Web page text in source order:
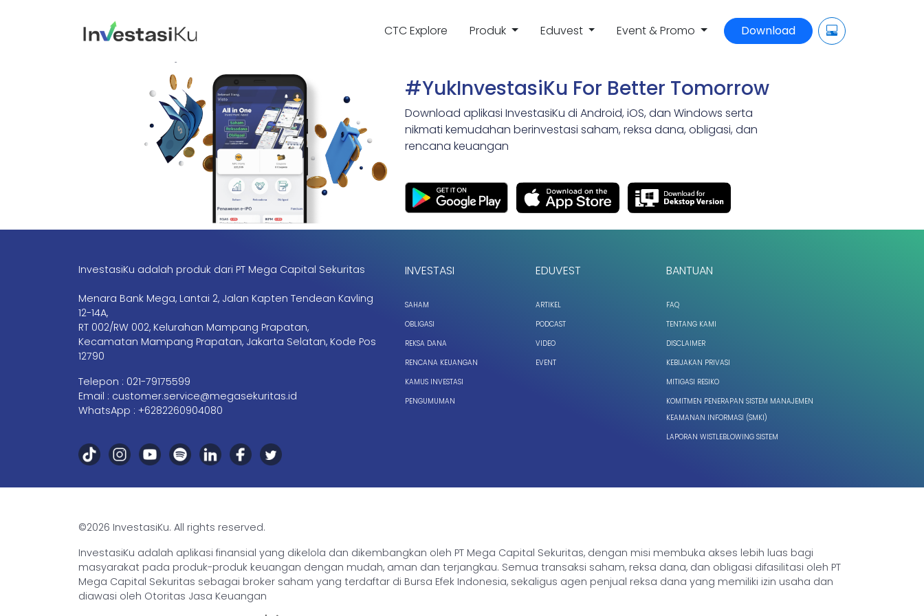
CTC Explore Produk Eduvest Event & Promo Download
#YukInvestasiKu For Better Tomorrow
Download aplikasi InvestasiKu di Android, iOS, dan Windows serta
nikmati kemudahan berinvestasi saham, reksa dana, obligasi, dan
rencana keuangan
InvestasiKu adalah produk dari PT Mega Capital Sekuritas
Menara Bank Mega, Lantai 2, Jalan Kapten Tendean Kavling
12-14A,
RT 002/RW 002, Kelurahan Mampang Prapatan,
Kecamatan Mampang Prapatan, Jakarta Selatan, Kode Pos
12790
Telepon : 021-79175599
Email : customer.service@megasekuritas.id
WhatsApp : +6282260904080
INVESTASI
SAHAM
OBLIGASI
REKSA DANA
RENCANA KEUANGAN
KAMUS INVESTASI
PENGUMUMAN
EDUVEST
ARTIKEL
PODCAST
VIDEO
EVENT
BANTUAN
FAQ
TENTANG KAMI
DISCLAIMER
KEBIJAKAN PRIVASI
MITIGASI RESIKO
KOMITMEN PENERAPAN SISTEM MANAJEMEN
KEAMANAN INFORMASI (SMKI)
LAPORAN WISTLEBLOWING SISTEM
©2026 InvestasiKu. All rights reserved.
InvestasiKu adalah aplikasi finansial yang dikelola dan dikembangkan oleh PT Mega Capital Sekuritas, dengan misi membuka akses lebih luas bagi
masyarakat pada produk-produk keuangan dengan mudah, aman dan terjangkau. Semua transaksi saham, reksa dana, dan obligasi difasilitasi oleh PT
Mega Capital Sekuritas sebagai broker saham yang terdaftar di Bursa Efek Indonesia, sekaligus agen penjual reksa dana yang memiliki izin usaha dan
diawasi oleh Otoritas Jasa Keuangan